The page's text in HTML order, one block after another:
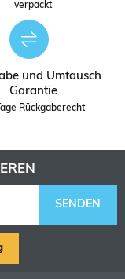
verpackt
und Umtausch
Garantie
Rückgaberecht
SENDEN